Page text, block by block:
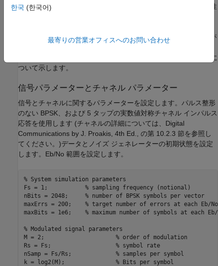
eqber_graphics.m
- 線形、DFE、および MLSE イコライザーの性
スクリプトeqber_adaptive およびeqber_mlse
は、状態の情報が
全体で適応イコライザーと MLSE イコライザーを使用する方法に
ついて示します。
信号パラメーターとチャネル パラメーター
信号とチャネルに関するパラメーターを設定します。パルス整形
のない BPSK、および 5 タップの実数値対称チャネル インパルス
応答を使用します (チャネルの詳細については、Digital
Communications by J. Proakis, 4th Ed., の第 10.2.3 節を参照し
てください。)データとノイズ ジェネレーターの初期状態を設定
します。Eb/No 範囲を設定します。
% System simulation parameters
Fs = 1; % sampling frequency (notional)
nBits = 2048; % number of BPSK symbols per vector
maxErrs = 200; % target number of errors at each Eb/No
maxBits = 1e6; % maximum number of symbols at each Eb/
% Modulated signal parameters
M = 2; % order of modulation
Rs = Fs; % symbol rate
nSamp = Fs/Rs; % samples per symbol
k = log2(M); % Bits per symbol
한국 (한국어)
最寄りの営業オフィスへのお問い合わせ